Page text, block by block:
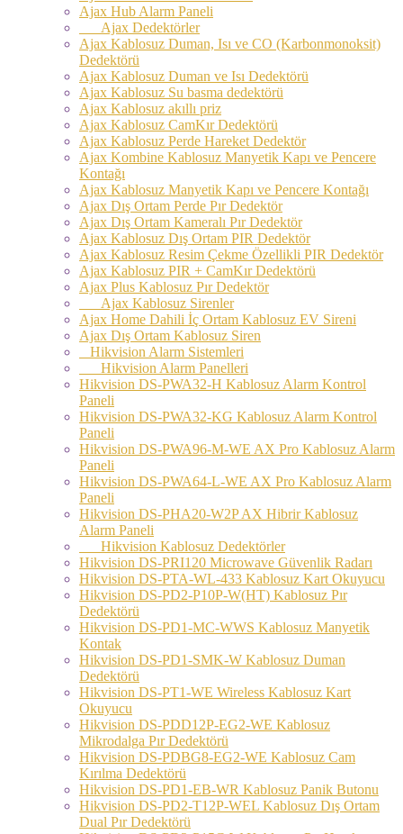
Ajax Hub Alarm Paneli
Ajax Dedektörler
Ajax Kablosuz Duman, Isı ve CO (Karbonmonoksit)
Dedektörü
Ajax Kablosuz Duman ve Isı Dedektörü
Ajax Kablosuz Su basma dedektörü
Ajax Kablosuz akıllı priz
Ajax Kablosuz CamKır Dedektörü
Ajax Kablosuz Perde Hareket Dedektör
Ajax Kombine Kablosuz Manyetik Kapı ve Pencere
Kontağı
Ajax Kablosuz Manyetik Kapı ve Pencere Kontağı
Ajax Dış Ortam Perde Pır Dedektör
Ajax Dış Ortam Kameralı Pır Dedektör
Ajax Kablosuz Dış Ortam PIR Dedektör
Ajax Kablosuz Resim Çekme Özellikli PIR Dedektör
Ajax Kablosuz PIR + CamKır Dedektörü
Ajax Plus Kablosuz Pır Dedektör
Ajax Kablosuz Sirenler
Ajax Home Dahili İç Ortam Kablosuz EV Sireni
Ajax Dış Ortam Kablosuz Siren
Hikvision Alarm Sistemleri
Hikvision Alarm Panelleri
Hikvision DS-PWA32-H Kablosuz Alarm Kontrol
Paneli
Hikvision DS-PWA32-KG Kablosuz Alarm Kontrol
Paneli
Hikvision DS-PWA96-M-WE AX Pro Kablosuz Alarm
Paneli
Hikvision DS-PWA64-L-WE AX Pro Kablosuz Alarm
Paneli
Hikvision DS-PHA20-W2P AX Hibrir Kablosuz
Alarm Paneli
Hikvision Kablosuz Dedektörler
Hikvision DS-PRI120 Microwave Güvenlik Radarı
Hikvision DS-PTA-WL-433 Kablosuz Kart Okuyucu
Hikvision DS-PD2-P10P-W(HT) Kablosuz Pır
Dedektörü
Hikvision DS-PD1-MC-WWS Kablosuz Manyetik
Kontak
Hikvision DS-PD1-SMK-W Kablosuz Duman
Dedektörü
Hikvision DS-PT1-WE Wireless Kablosuz Kart
Okuyucu
Hikvision DS-PDD12P-EG2-WE Kablosuz
Mikrodalga Pır Dedektörü
Hikvision DS-PDBG8-EG2-WE Kablosuz Cam
Kırılma Dedektörü
Hikvision DS-PD1-EB-WR Kablosuz Panik Butonu
Hikvision DS-PD2-T12P-WEL Kablosuz Dış Ortam
Dual Pır Dedektörü